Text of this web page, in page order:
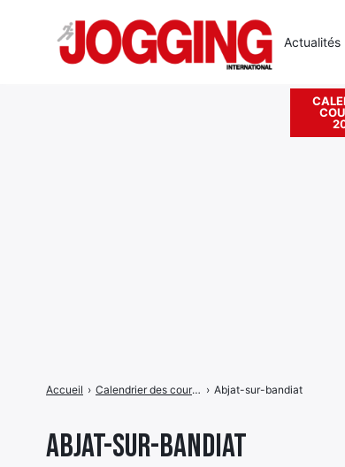
Abjat-sur-bandiat
Accueil › Calendrier des courses › Abjat-sur-bandiat
Actualités
Rechercher